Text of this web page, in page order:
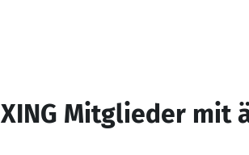
XING Mitglieder mit